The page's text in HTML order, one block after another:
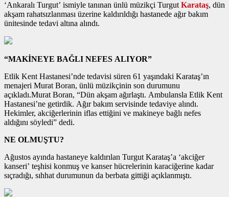
‘Ankaralı Turgut’ ismiyle tanınan ünlü müzikçi Turgut Karataş, dün
akşam rahatsızlanması üzerine kaldırıldığı hastanede ağır bakım
ünitesinde tedavi altına alındı.
“MAKİNEYE BAĞLI NEFES ALIYOR”
Etlik Kent Hastanesi’nde tedavisi süren 61 yaşındaki Karataş’ın
menajeri Murat Boran, ünlü müzikçinin son durumunu
açıkladı.Murat Boran, “Dün akşam ağırlaştı. Ambulansla Etlik Kent
Hastanesi’ne getirdik. Ağır bakım servisinde tedaviye alındı.
Hekimler, akciğerlerinin iflas ettiğini ve makineye bağlı nefes
aldığını söyledi” dedi.
NE OLMUŞTU?
Ağustos ayında hastaneye kaldırılan Turgut Karataş’a ‘akciğer
kanseri’ teşhisi konmuş ve kanser hücrelerinin karaciğerine kadar
sıçradığı, sıhhat durumunun da berbata gittiği açıklanmıştı.